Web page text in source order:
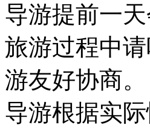
导游提前一
旅游过程中
游友好协商。
导游根据实